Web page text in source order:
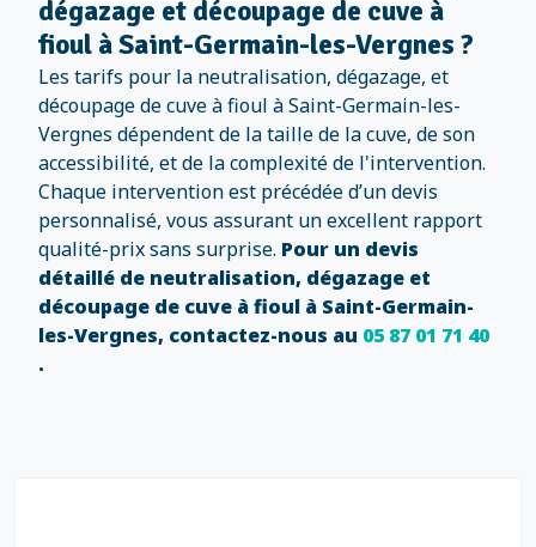
dégazage et découpage de cuve à
fioul à Saint-Germain-les-Vergnes ?
Les tarifs pour la neutralisation, dégazage, et
découpage de cuve à fioul à Saint-Germain-les-
Vergnes dépendent de la taille de la cuve, de son
accessibilité, et de la complexité de l'intervention.
Chaque intervention est précédée d’un devis
personnalisé, vous assurant un excellent rapport
qualité-prix sans surprise. Pour un devis
détaillé de neutralisation, dégazage et
découpage de cuve à fioul à Saint-Germain-
les-Vergnes, contactez-nous au 05 87 01 71 40
.